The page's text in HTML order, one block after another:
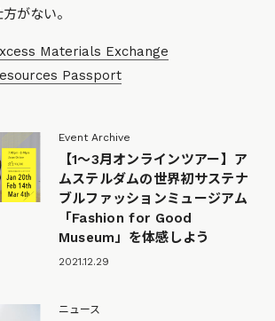
がない。
Materials Exchange
Passport
Event Archive
【1〜3月オンラインツアー】ア
ムステルダムの世界初サステナ
ブルファッションミュージアム
「Fashion for Good
Museum」を体感しよう
2021.12.29
ニュース